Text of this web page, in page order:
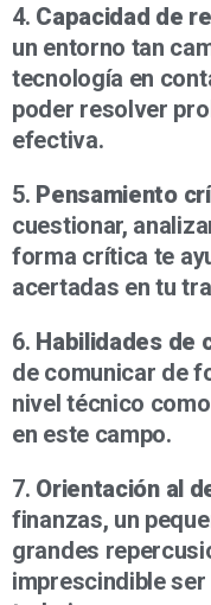
4. Capacidad de
un entorno tan
tecnología en
poder resolver
efectiva.
5. Pensamiento
cuestionar,
forma crítica te
acertadas en tu
6. Habilidades de
de comunicar de
nivel técnico
en este campo.
7. Orientación al
finanzas, un
grandes
imprescindible